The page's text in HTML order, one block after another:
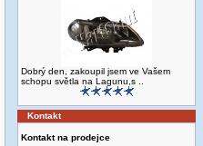
Dobrý den, zakoupil jsem ve Vašem
schopu světla na Lagunu,s ..
Kontakt
Kontakt na prodejce